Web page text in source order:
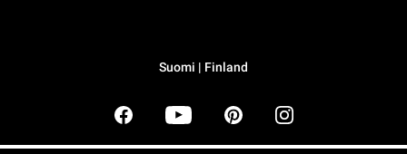
Suomi | Finland